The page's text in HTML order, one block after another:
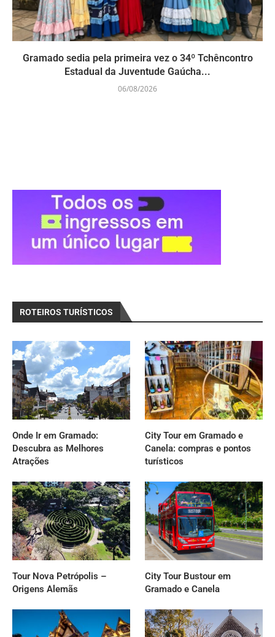
Gramado sedia pela primeira vez o 34º Tchêncontro
Estadual da Juventude Gaúcha...
06/08/2026
ROTEIROS TURÍSTICOS
Onde Ir em Gramado:
Descubra as Melhores
Atrações
City Tour em Gramado e
Canela: compras e pontos
turísticos
Tour Nova Petrópolis –
Origens Alemãs
City Tour Bustour em
Gramado e Canela